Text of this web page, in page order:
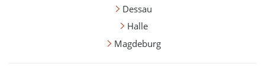
Dessau
Halle
Magdeburg